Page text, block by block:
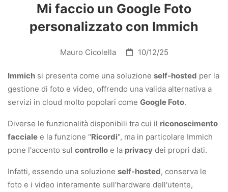
Mi faccio un Google Foto
personalizzato con Immich
Mauro Cicolella 10/12/25
Immich si presenta come una soluzione self-hosted per la
gestione di foto e video, offrendo una valida alternativa a
servizi in cloud molto popolari come Google Foto.
Diverse le funzionalità disponibili tra cui il riconoscimento
facciale e la funzione "Ricordi", ma in particolare Immich
pone l'accento sul controllo e la privacy dei propri dati.
Infatti, essendo una soluzione self-hosted, conserva le
foto e i video interamente sull'hardware dell'utente,